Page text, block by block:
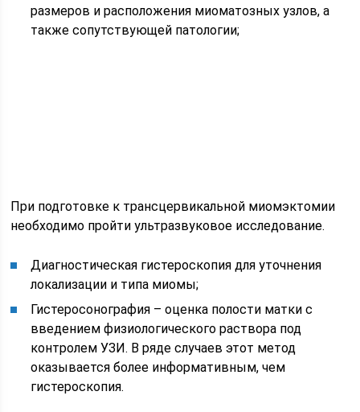
размеров и расположения миоматозных узлов, а
также сопутствующей патологии;
При подготовке к трансцервикальной миомэктомии
необходимо пройти ультразвуковое исследование.
Диагностическая гистероскопия для уточнения
локализации и типа миомы;
Гистеросонография – оценка полости матки с
введением физиологического раствора под
контролем УЗИ. В ряде случаев этот метод
оказывается более информативным, чем
гистероскопия.